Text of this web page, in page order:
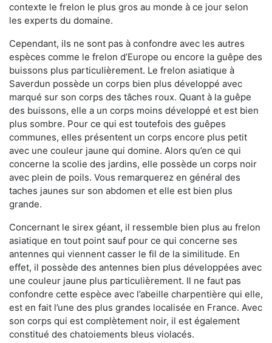
contexte le frelon le plus gros au monde à ce jour selon
les experts du domaine.
Cependant, ils ne sont pas à confondre avec les autres
espèces comme le frelon d’Europe ou encore la guêpe des
buissons plus particulièrement. Le frelon asiatique à
Saverdun possède un corps bien plus développé avec
marqué sur son corps des tâches roux. Quant à la guêpe
des buissons, elle a un corps moins développé et est bien
plus sombre. Pour ce qui est toutefois des guêpes
communes, elles présentent un corps encore plus petit
avec une couleur jaune qui domine. Alors qu’en ce qui
concerne la scolie des jardins, elle possède un corps noir
avec plein de poils. Vous remarquerez en général des
taches jaunes sur son abdomen et elle est bien plus
grande.
Concernant le sirex géant, il ressemble bien plus au frelon
asiatique en tout point sauf pour ce qui concerne ses
antennes qui viennent casser le fil de la similitude. En
effet, il possède des antennes bien plus développées avec
une couleur jaune plus particulièrement. Il ne faut pas
confondre cette espèce avec l’abeille charpentière qui elle,
est en fait l’une des plus grandes localisée en France. Avec
son corps qui est complètement noir, il est également
constitué des chatoiements bleus violacés.